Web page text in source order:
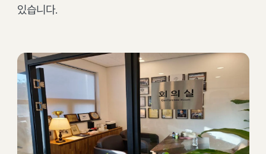
있습니다.